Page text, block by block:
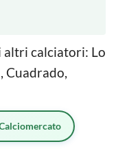
altri calciatori: Lo
Cuadrado,